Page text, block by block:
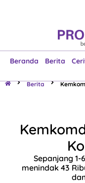
Beranda Berita
Berita
Sepanjang
menindak 43